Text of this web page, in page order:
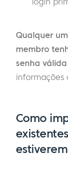
Qualquer
membro
senha válida
informações
Como